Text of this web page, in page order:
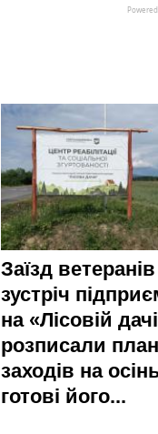
Заїзд
зустріч
на «Лісовій
розписали план
заходів на
готові його...